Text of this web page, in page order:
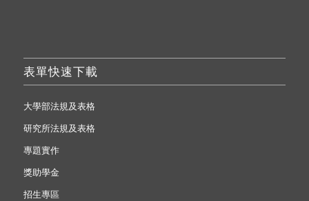
表單快速下載
大學部法規及表格
研究所法規及表格
專題實作
獎助學金
招生專區